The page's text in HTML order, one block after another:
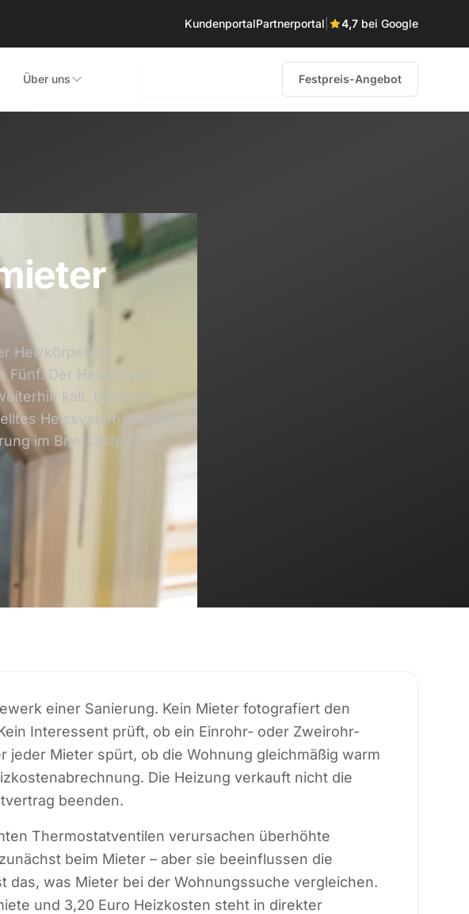
KundenportalPartnerportal 4,7 bei Google
Über uns Festpreis-Angebot
Heizkörper im
Fünf. Der Heizkörper
kalt. Die erste
Heizsystem wirklich
im Briefkasten.
einer Sanierung. Kein Mieter fotografiert den
Interessent prüft, ob ein Einrohr- oder Zweirohr-
jeder Mieter spürt, ob die Wohnung gleichmäßig warm
Die Heizung verkauft nicht die
beenden.
Thermostatventilen verursachen überhöhte
beim Mieter – aber sie beeinflussen die
das, was Mieter bei der Wohnungssuche vergleichen.
und 3,20 Euro Heizkosten steht in direkter